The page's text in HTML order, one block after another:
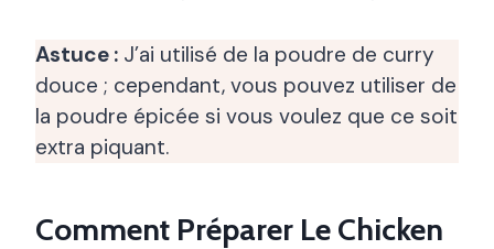
Astuce : J’ai utilisé de la poudre de curry
douce ; cependant, vous pouvez utiliser de
la poudre épicée si vous voulez que ce soit
extra piquant.
Comment Préparer Le Chicken